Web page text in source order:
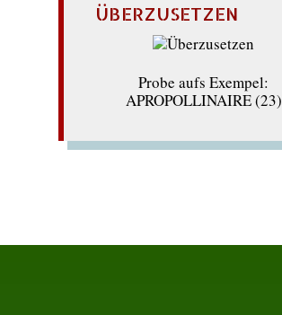
ÜBERZUSETZEN
Probe aufs Exempel:
APROPOLLINAIRE (23)